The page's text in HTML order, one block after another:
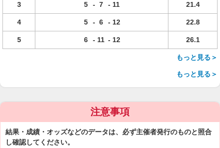
3 5 - 7 - 11 21.4
4 5 - 6 - 12 22.8
5 6 - 11 - 12 26.1
もっと見る＞
もっと見る＞
注意事項
結果・成績・オッズなどのデータは、必ず主催者発行のものと照合
し確認してください。